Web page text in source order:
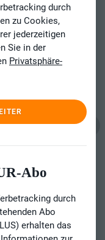
durch
zu Cookies,
jederzeitigen
Sie in der
Privatsphäre-
Abo
durch
Abo
erhalten das